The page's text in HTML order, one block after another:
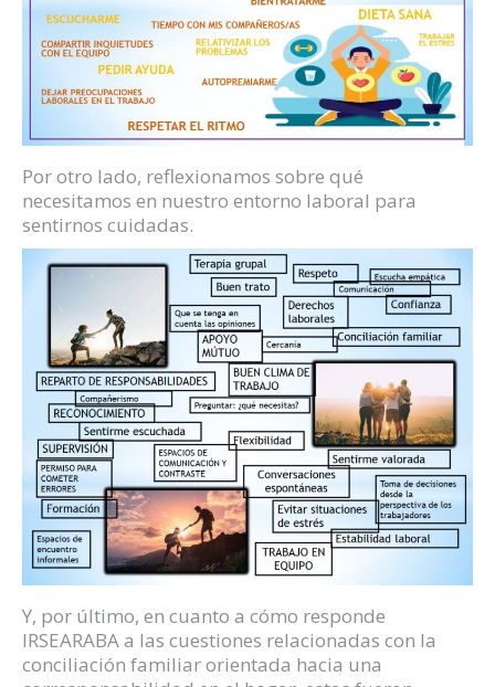
Por otro lado, reflexionamos sobre qué
necesitamos en nuestro entorno laboral para
sentirnos cuidadas.
Y, por último, en cuanto a cómo responde
IRSEARABA a las cuestiones relacionadas con la
conciliación familiar orientada hacia una